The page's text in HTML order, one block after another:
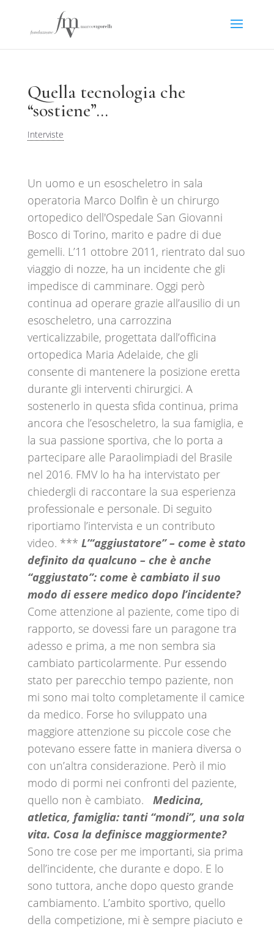
Quella tecnologia che
“sostiene”…
Interviste
Un uomo e un esoscheletro in sala
operatoria Marco Dolfin è un chirurgo
ortopedico dell'Ospedale San Giovanni
Bosco di Torino, marito e padre di due
gemelli. L’11 ottobre 2011, rientrato dal suo
viaggio di nozze, ha un incidente che gli
impedisce di camminare. Oggi però
continua ad operare grazie all’ausilio di un
esoscheletro, una carrozzina
verticalizzabile, progettata dall’officina
ortopedica Maria Adelaide, che gli
consente di mantenere la posizione eretta
durante gli interventi chirurgici. A
sostenerlo in questa sfida continua, prima
ancora che l’esoscheletro, la sua famiglia, e
la sua passione sportiva, che lo porta a
partecipare alle Paraolimpiadi del Brasile
nel 2016. FMV lo ha ha intervistato per
chiedergli di raccontare la sua esperienza
professionale e personale. Di seguito
riportiamo l’intervista e un contributo
video. *** L’“aggiustatore” – come è stato
definito da qualcuno – che è anche
“aggiustato”: come è cambiato il suo
modo di essere medico dopo l’incidente?
Come attenzione al paziente, come tipo di
rapporto, se dovessi fare un paragone tra
adesso e prima, a me non sembra sia
cambiato particolarmente. Pur essendo
stato per parecchio tempo paziente, non
mi sono mai tolto completamente il camice
da medico. Forse ho sviluppato una
maggiore attenzione su piccole cose che
potevano essere fatte in maniera diversa o
con un’altra considerazione. Però il mio
modo di pormi nei confronti del paziente,
quello non è cambiato. Medicina,
atletica, famiglia: tanti “mondi”, una sola
vita. Cosa la definisce maggiormente?
Sono tre cose per me importanti, sia prima
dell’incidente, che durante e dopo. E lo
sono tuttora, anche dopo questo grande
cambiamento. L’ambito sportivo, quello
della competizione, mi è sempre piaciuto e